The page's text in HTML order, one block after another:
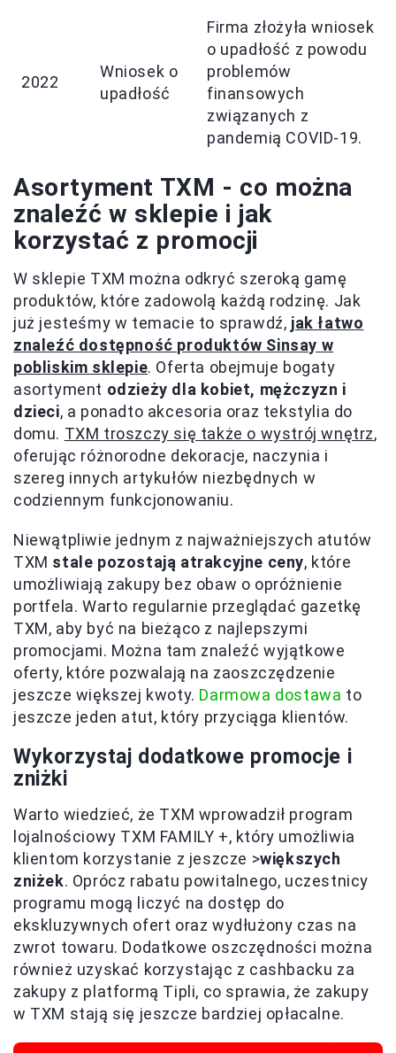
2022
Wniosek o
upadłość
Firma złożyła wniosek
o upadłość z powodu
problemów
finansowych
związanych z
pandemią COVID-19.
Asortyment TXM - co można
znaleźć w sklepie i jak
korzystać z promocji
W sklepie TXM można odkryć szeroką gamę
produktów, które zadowolą każdą rodzinę. Jak
już jesteśmy w temacie to sprawdź, jak łatwo
znaleźć dostępność produktów Sinsay w
pobliskim sklepie. Oferta obejmuje bogaty
asortyment odzieży dla kobiet, mężczyzn i
dzieci, a ponadto akcesoria oraz tekstylia do
domu. TXM troszczy się także o wystrój wnętrz,
oferując różnorodne dekoracje, naczynia i
szereg innych artykułów niezbędnych w
codziennym funkcjonowaniu.
Niewątpliwie jednym z najważniejszych atutów
TXM stale pozostają atrakcyjne ceny, które
umożliwiają zakupy bez obaw o opróżnienie
portfela. Warto regularnie przeglądać gazetkę
TXM, aby być na bieżąco z najlepszymi
promocjami. Można tam znaleźć wyjątkowe
oferty, które pozwalają na zaoszczędzenie
jeszcze większej kwoty. Darmowa dostawa to
jeszcze jeden atut, który przyciąga klientów.
Wykorzystaj dodatkowe promocje i
zniżki
Warto wiedzieć, że TXM wprowadził program
lojalnościowy TXM FAMILY +, który umożliwia
klientom korzystanie z jeszcze >większych
zniżek. Oprócz rabatu powitalnego, uczestnicy
programu mogą liczyć na dostęp do
ekskluzywnych ofert oraz wydłużony czas na
zwrot towaru. Dodatkowe oszczędności można
również uzyskać korzystając z cashbacku za
zakupy z platformą Tipli, co sprawia, że zakupy
w TXM stają się jeszcze bardziej opłacalne.